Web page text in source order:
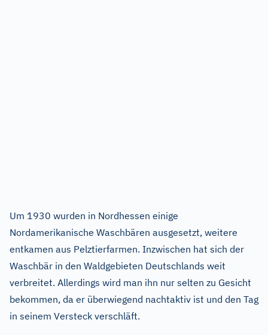
Um 1930 wurden in Nordhessen einige
Nordamerikanische Waschbären ausgesetzt, weitere
entkamen aus Pelztierfarmen. Inzwischen hat sich der
Waschbär in den Waldgebieten Deutschlands weit
verbreitet. Allerdings wird man ihn nur selten zu Gesicht
bekommen, da er überwiegend nachtaktiv ist und den Tag
in seinem Versteck verschläft.